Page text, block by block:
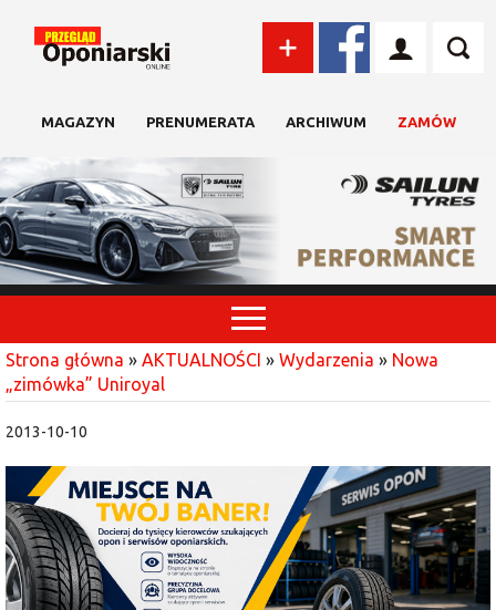
MAGAZYN PRENUMERATA ARCHIWUM ZAMÓW
Strona główna » AKTUALNOŚCI » Wydarzenia » Nowa
„zimówka” Uniroyal
2013-10-10